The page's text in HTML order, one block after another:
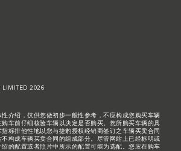
LIMITED 2026
介绍，仅供您做初步一般性参考，不应构成您购买车辆
车前仔细核验车辆以决定是否购买。您所购买车辆的具
标排他性地以您与捷豹授权经销商签订之车辆买卖合同
构成车辆买卖合同的组成部分。尽管网站上已经标明或
的配置或者照片中所示的配置可能为选配。您应在购车